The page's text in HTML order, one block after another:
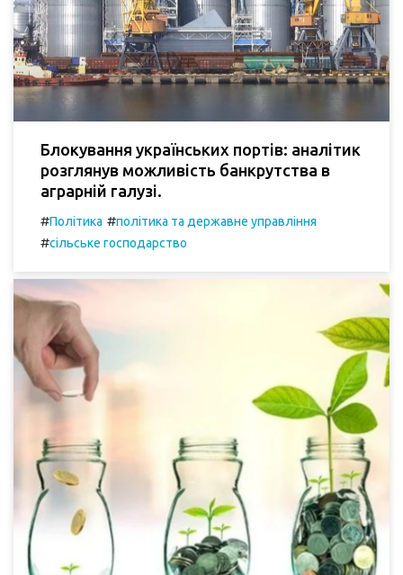
Блокування українських портів: аналітик
розглянув можливість банкрутства в
аграрній галузі.
#Політика #політика та державне управління
#сільське господарство